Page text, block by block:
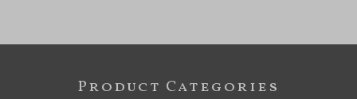
Product Categories